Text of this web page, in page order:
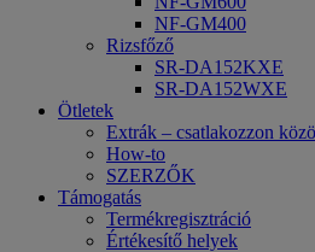
NF-GM400
Rizsfőző
SR-DA152KXE
SR-DA152WXE
Ötletek
Extrák – csatlakozzon
How-to
SZERZŐK
Támogatás
Termékregisztráció
Értékesítő helyek